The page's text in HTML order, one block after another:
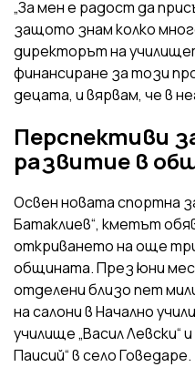
„За мен е радост да
защото знам колко
директорът на
финансиране за този
децата, и вярвам, че в
Перспективи
развитие в
Освен новата спортна
Батаклиев“, кметът
откриването на още
общината. През юни
отделени близо пет
на салони в Начално
училище „Васил Левски“
Паисий“ в село Говедаре.